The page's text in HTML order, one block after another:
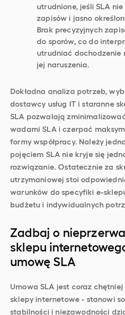
utrudnione, jeśli SLA
zapisów i jasno
Brak precyzyjnych
do sporów, co do
utrudniać dochodzenie
jej naruszenia.
Dokładna analiza potrzeb,
dostawcy usług IT i staranne
SLA pozwalają
wadami SLA i czerpać
formy współpracy. Należy
pojęciem SLA nie kryje się
rozwiązanie. Ostatecznie za
utrzymaniowej stoi
warunków do specyfiki e-
budżetu i indywidualnych
Zadbaj o
sklepu
umowę SLA
Umowa SLA jest coraz
sklepy internetowe - stanowi
stabilności i niezawodności